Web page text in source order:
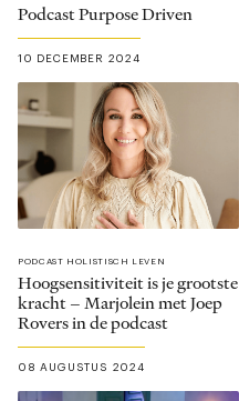
Podcast Purpose Driven
10 DECEMBER 2024
PODCAST HOLISTISCH LEVEN
Hoogsensitiviteit is je grootste
kracht – Marjolein met Joep
Rovers in de podcast
08 AUGUSTUS 2024